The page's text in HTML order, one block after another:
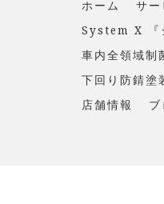
ホーム サー
System X 『
車内全領域制
下回り防錆塗
店舗情報
ブ